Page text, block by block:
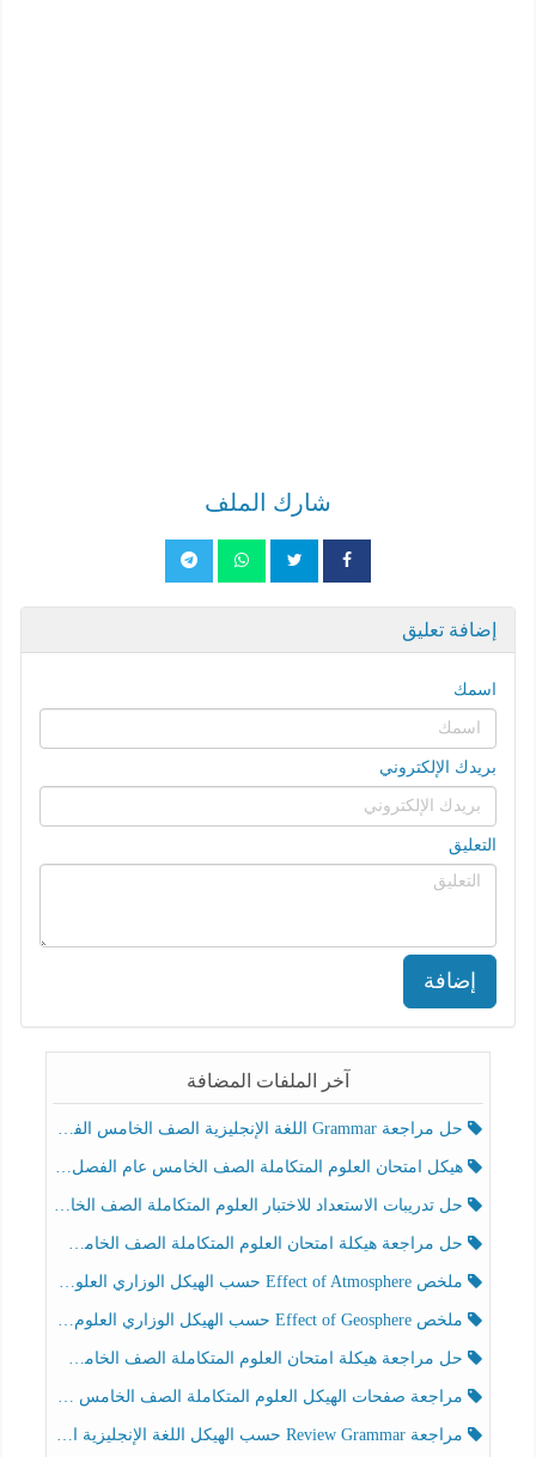
شارك الملف
إضافة تعليق
اسمك
بريدك الإلكتروني
التعليق
إضافة
آخر الملفات المضافة
حل مراجعة Grammar اللغة الإنجليزية الصف الخامس الفصل الثالث
هيكل امتحان العلوم المتكاملة الصف الخامس عام الفصل الدراسي الثالث 2025-2026
حل تدريبات الاستعداد للاختبار العلوم المتكاملة الصف الخامس عام الفصل الثالث
حل مراجعة هيكلة امتحان العلوم المتكاملة الصف الخامس انسبير الفصل الثالث
ملخص Effect of Atmosphere حسب الهيكل الوزاري العلوم المتكاملة الصف الخامس انسبير الفصل الثالث
ملخص Effect of Geosphere حسب الهيكل الوزاري العلوم المتكاملة الصف الخامس انسبير الفصل الثالث
حل مراجعة هيكلة امتحان العلوم المتكاملة الصف الخامس عام الفصل الثالث
مراجعة صفحات الهيكل العلوم المتكاملة الصف الخامس انسبير الفصل الثالث
مراجعة Review Grammar حسب الهيكل اللغة الإنجليزية الصف الخامس الفصل الثالث